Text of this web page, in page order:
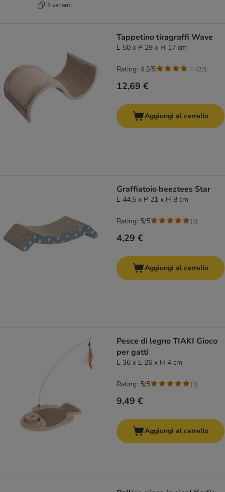
3 varianti
Tappetino tiragraffi Wave
L 50 x P 29 x H 17 cm
12,69 €
Rating: 4.2/5 (27)
Aggiungi al carrello
Graffiatoio beeztees Star
L 44,5 x P 21 x H 8 cm
4,29 €
Rating: 5/5 (2)
Aggiungi al carrello
Pesce di legno TIAKI Gioco
per gatti
L 36 x L 26 x H 4 cm
9,49 €
Rating: 5/5 (1)
Aggiungi al carrello